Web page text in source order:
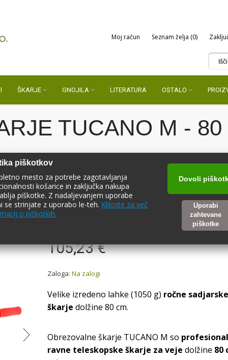
piškotkov
mesto za potrebe zagotavljanja
košarice in zaključka nakupa
piškotke. Z nadaljevanjem uporabe
se strinjate z uporabo le-teh. Kliknite za več
o piškotkih.
Dovoli
Uporabi
zahtevane
piškotke
Moj račun Seznam želja (0)
ŠKARJE GNOJILA LITERATURA OSTALO
TUCANO M - 80
CASTELLARI ŠKARJE TUCANO M 80 CM
105,23 €
Zaloga: Na zalogi
Velike izredeno lahke (1050 g) ročne sadjarske
škarje dolžine 80 cm.
Obrezovalne škarje TUCANO M so
ravne teleskopske škarje za veje dolžine 80